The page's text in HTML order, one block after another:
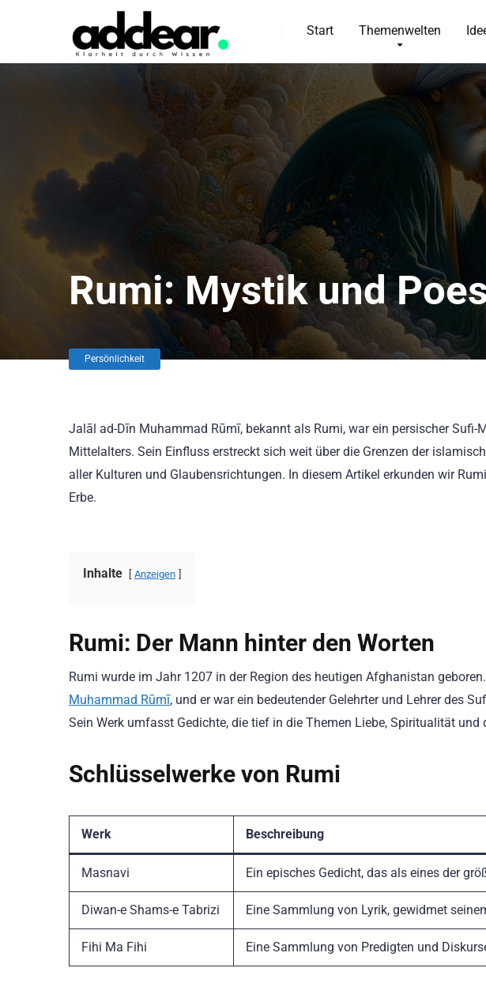
Start Themenwelten
Rumi: Mystik und
Persönlichkeit
Jalāl ad-Dīn Muhammad Rūmī, bekannt als Rumi, war ein persischer Sufi-
Mittelalters. Sein Einfluss erstreckt sich weit über die Grenzen der
aller Kulturen und Glaubensrichtungen. In diesem Artikel erkunden wir
Erbe.
Inhalte Anzeigen
Rumi: Der Mann hinter den Worten
Rumi wurde im Jahr 1207 in der Region des heutigen Afghanistan
Muhammad Rūmī, und er war ein bedeutender Gelehrter und Lehrer des
Sein Werk umfasst Gedichte, die tief in die Themen Liebe, Spiritualität
Schlüsselwerke von Rumi
Werk Beschreibung
Masnavi Ein episches Gedicht, das als eines der
Diwan-e Shams-e Tabrizi Eine Sammlung von Lyrik, gewidmet
Fihi Ma Fihi Eine Sammlung von Predigten und